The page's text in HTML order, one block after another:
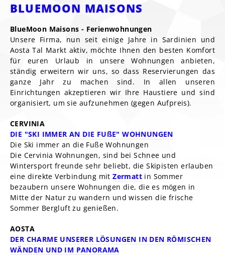
BLUEMOON MAISONS
BlueMoon Maisons - Ferienwohnungen
Unsere Firma, nun seit einige Jahre in Sardinien und
Aosta Tal Markt aktiv, möchte Ihnen den besten Komfort
für euren Urlaub in unsere Wohnungen anbieten,
ständig erweitern wir uns, so dass Reservierungen das
ganze Jahr zu machen sind. In allen unseren
Einrichtungen akzeptieren wir Ihre Haustiere und sind
organisiert, um sie aufzunehmen (gegen Aufpreis).
CERVINIA
DIE "SKI IMMER AN DIE FUßE" WOHNUNGEN
Die Ski immer an die Fuße Wohnungen
Die Cervinia Wohnungen, sind bei Schnee und
Wintersport freunde sehr beliebt, die Skipisten erlauben
eine direkte Verbindung mitZermatt in Sommer
bezaubern unsere Wohnungen die, die es mögen in
Mitte der Natur zu wandern und wissen die frische
Sommer Bergluft zu genießen.
AOSTA
DER CHARME UNSERER LÖSUNGEN IN DEN RÖMISCHEN
WÄNDEN UND IM PANORAMA